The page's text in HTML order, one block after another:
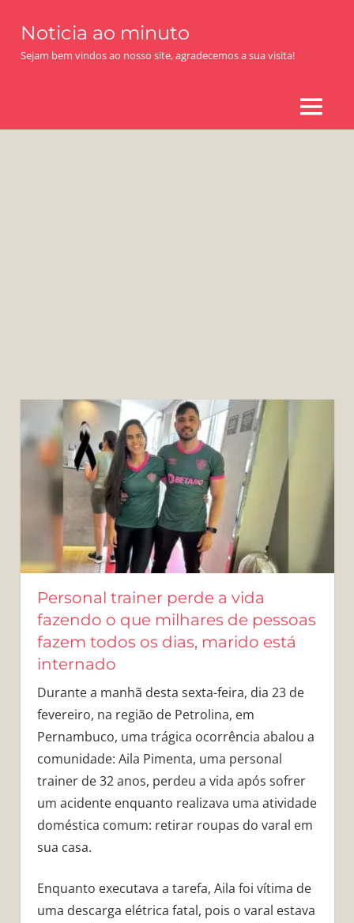
content
Noticia ao minuto
Sejam bem vindos ao nosso site, agradecemos a sua visita!
MENU
Personal trainer perde a vida
fazendo o que milhares de pessoas
fazem todos os dias, marido está
internado
Durante a manhã desta sexta-feira, dia 23 de
fevereiro, na região de Petrolina, em
Pernambuco, uma trágica ocorrência abalou a
comunidade: Aila Pimenta, uma personal
trainer de 32 anos, perdeu a vida após sofrer
um acidente enquanto realizava uma atividade
doméstica comum: retirar roupas do varal em
sua casa.
Enquanto executava a tarefa, Aila foi vítima de
uma descarga elétrica fatal, pois o varal estava